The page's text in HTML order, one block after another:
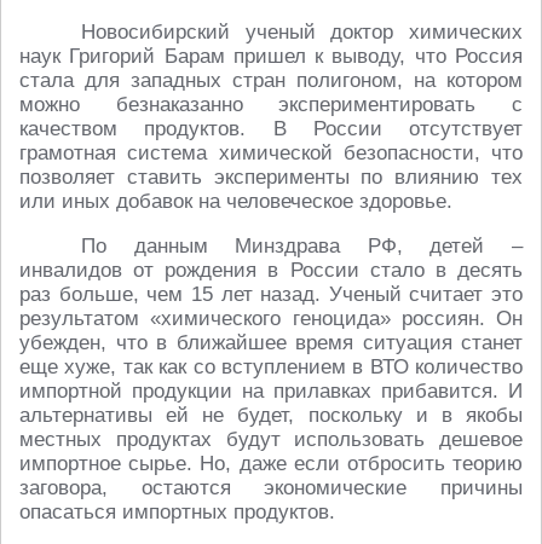
Новосибирский ученый доктор химических
наук Григорий Барам пришел к выводу, что Россия
стала для западных стран полигоном, на котором
можно безнаказанно экспериментировать с
качеством продуктов. В России отсутствует
грамотная система химической безопасности, что
позволяет ставить эксперименты по влиянию тех
или иных добавок на человеческое здоровье.
По данным Минздрава РФ, детей –
инвалидов от рождения в России стало в десять
раз больше, чем 15 лет назад. Ученый считает это
результатом «химического геноцида» россиян. Он
убежден, что в ближайшее время ситуация станет
еще хуже, так как со вступлением в ВТО количество
импортной продукции на прилавках прибавится. И
альтернативы ей не будет, поскольку и в якобы
местных продуктах будут использовать дешевое
импортное сырье. Но, даже если отбросить теорию
заговора, остаются экономические причины
опасаться импортных продуктов.